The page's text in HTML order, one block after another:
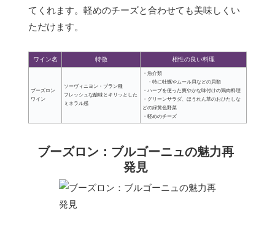
てくれます。軽めのチーズと合わせても美味しくい
ただけます。
ワイン名 特徴 相性の良い料理
ブーズロン
ワイン
ソーヴィニヨン・ブラン種
フレッシュな酸味とキリッとした
ミネラル感
・魚介類
・特に牡蠣やムール貝などの貝類
・ハーブを使った爽やかな味付けの鶏肉料理
・グリーンサラダ、ほうれん草のおひたしな
どの緑黄色野菜
・軽めのチーズ
ブーズロン：ブルゴーニュの魅力再
発見